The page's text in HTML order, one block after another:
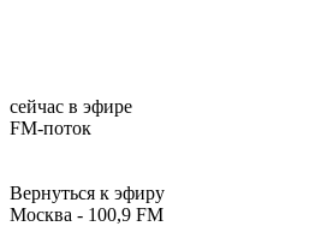
сейчас в эфире
FM-поток
Вернуться к эфиру
Москва - 100,9 FM